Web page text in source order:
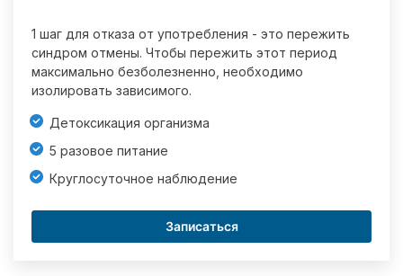
1 шаг для отказа от употребления - это пережить
синдром отмены. Чтобы пережить этот период
максимально безболезненно, необходимо
изолировать зависимого.
Детоксикация организма
5 разовое питание
Круглосуточное наблюдение
Записаться